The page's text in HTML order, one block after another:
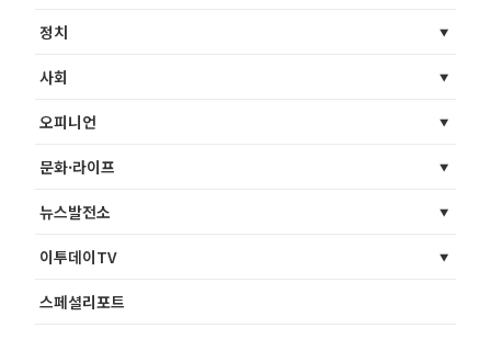
정치
사회
오피니언
문화·라이프
뉴스발전소
이투데이TV
스페셜리포트